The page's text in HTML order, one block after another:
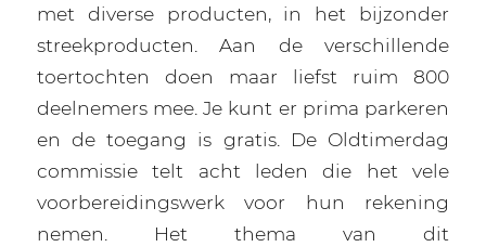
met diverse producten, in het bijzonder
streekproducten. Aan de verschillende
toertochten doen maar liefst ruim 800
deelnemers mee. Je kunt er prima parkeren
en de toegang is gratis. De Oldtimerdag
commissie telt acht leden die het vele
voorbereidingswerk voor hun rekening
nemen. Het thema van dit